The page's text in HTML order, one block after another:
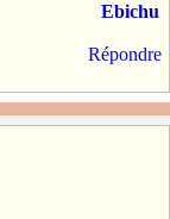
Ebichu
Répondre